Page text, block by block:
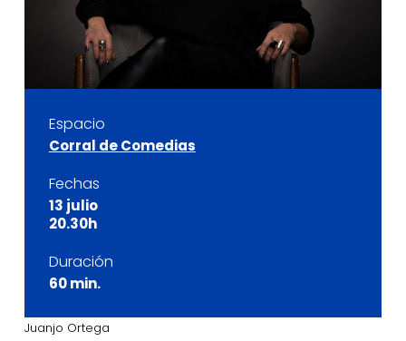
Espacio
Corral de Comedias
Fechas
13 julio
20.30h
Duración
60 min.
Juanjo Ortega